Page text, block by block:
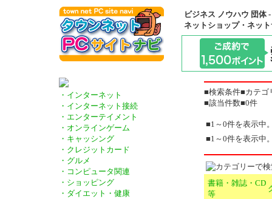
ビジネス ノウハウ 団体 -
ネットショップ・ネッ
・インターネット
・インターネット接続
・エンターテイメント
・オンラインゲーム
・キャッシング
・クレジットカード
・グルメ
・コンピュータ関連
・ショッピング
・ダイエット・健康
■検索条件■カテ
■該当件数■0件
■1～0件を表示中
■1～0件を表示中
書籍・雑誌・CD
等